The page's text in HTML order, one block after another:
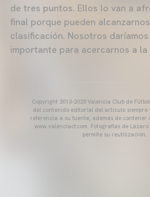
de tres puntos. Ellos lo van a
final porque pueden
clasificación. Nosotros
importante para acercarnos a
Copyright 2013-2025 Valencia Club de
del contenido editorial del artículo siempre
referencia a su fuente, además de contener
www.valenciacf.com. Fotografías de Lázaro
permite su reutilización.